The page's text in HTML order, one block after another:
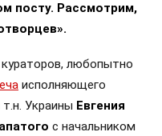
посту. Рассмотрим,
любопытно
исполняющего
Украины Евгения
с начальником